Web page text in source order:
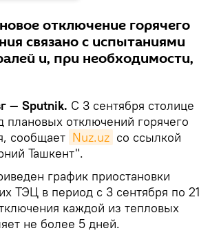
отключение горячего
связано с испытаниями
и, при необходимости,
— Sputnik. С 3 сентября столице
плановых отключений горячего
сообщает Nuz.uz со ссылкой
Ташкент".
график приостановки
ТЭЦ в период с 3 сентября по 21
каждой из тепловых
не более 5 дней.